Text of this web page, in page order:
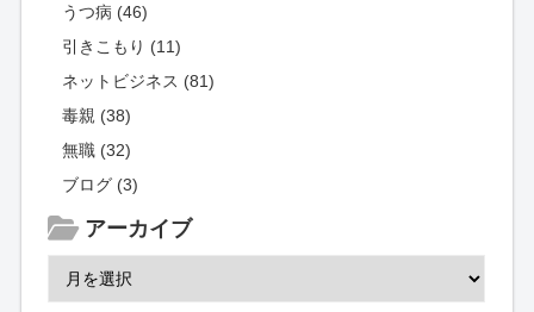
うつ病 (46)
引きこもり (11)
ネットビジネス (81)
毒親 (38)
無職 (32)
ブログ (3)
アーカイブ